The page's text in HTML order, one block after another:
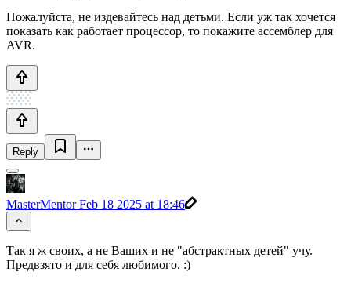
Пожалуйста, не издевайтесь над детьми. Если уж так хочется
показать как работает процессор, то покажите ассемблер для
AVR.
Reply
MasterMentorFeb 18 2025 at 18:46
Так я ж своих, а не Ваших и не "абстрактных детей" учу.
Предвзято и для себя любимого. :)